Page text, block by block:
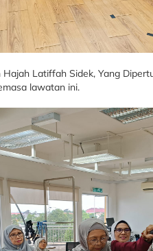
Latiffah Sidek, Yang
lawatan ini.